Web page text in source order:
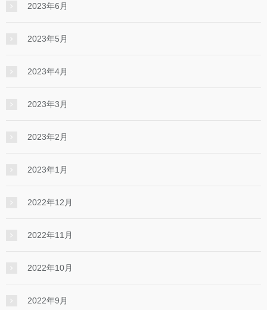
2023年6月
2023年5月
2023年4月
2023年3月
2023年2月
2023年1月
2022年12月
2022年11月
2022年10月
2022年9月